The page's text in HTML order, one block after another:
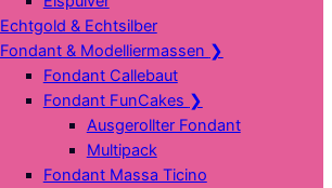
Echtgold & Echtsilber
Fondant & Modelliermassen ❯
Fondant Callebaut
Fondant FunCakes ❯
Ausgerollter Fondant
Multipack
Fondant Massa Ticino